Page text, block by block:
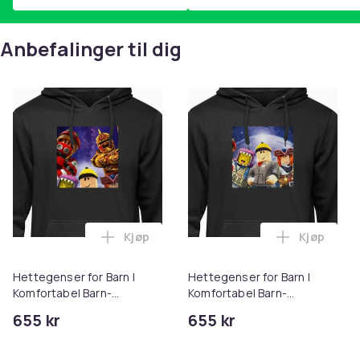
Anbefalinger til dig
Hettegenser for Barn |
Komfortabel Barn-
Roblox Roblox Svart 9-11 År
655 kr
Legg Hettegenser for Barn |
Kjøp
Hettegenser for Barn |
Komfortabel Barn-
Roblox Roblox Svart 7-8 År
655 kr
Legg
Kjøp